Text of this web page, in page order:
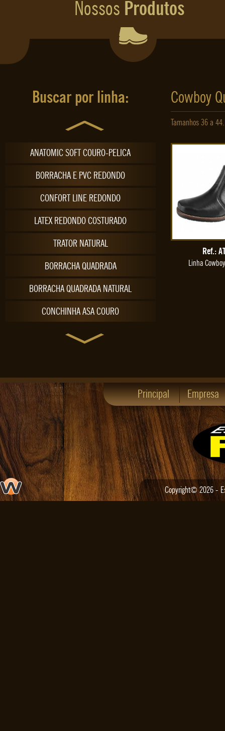
Nossos Produtos
Buscar por linha:
TRILHA PELÍCA
ULTRALEVE COURO
VIRA FRANCESA COSTURA A MÃO
YELLOW CANADIAN NATURAL
ANATOMIC SOFT COURO-PELICA
BORRACHA E PVC REDONDO
CONFORT LINE REDONDO
LATEX REDONDO COSTURADO
TRATOR NATURAL
BORRACHA QUADRADA
BORRACHA QUADRADA NATURAL
CONCHINHA ASA COURO
CONCHINHA ASA PELICA
CONCHINHA RAQUETE PRETO
CONCHINHA SOCIAL COURO
CONCHINHA SOCIAL PELICA
CONFORT GEL
COUNTRY ESCAMADA
COUNTRY FINO
Cowboy
Tamanhos 36 a 44.
Ref.:
Linha
Principal Empresa
Copyright© 2026 -